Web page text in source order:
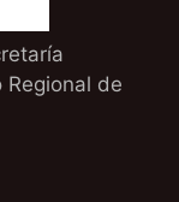
Regional de